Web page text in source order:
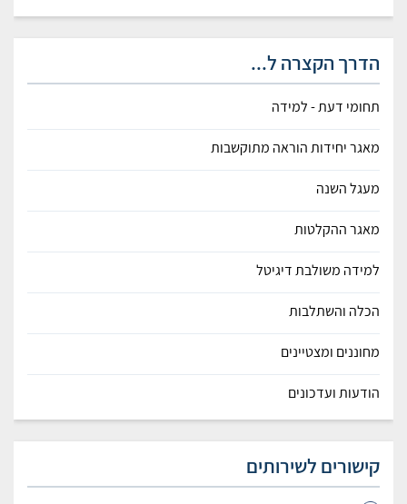
הדרך הקצרה ל...
תחומי דעת - למידה
מאגר יחידות הוראה מתוקשבות
מעגל השנה
מאגר ההקלטות
למידה משולבת דיגיטל
הכלה והשתלבות
מחוננים ומצטיינים
הודעות ועדכונים
קישורים לשירותים